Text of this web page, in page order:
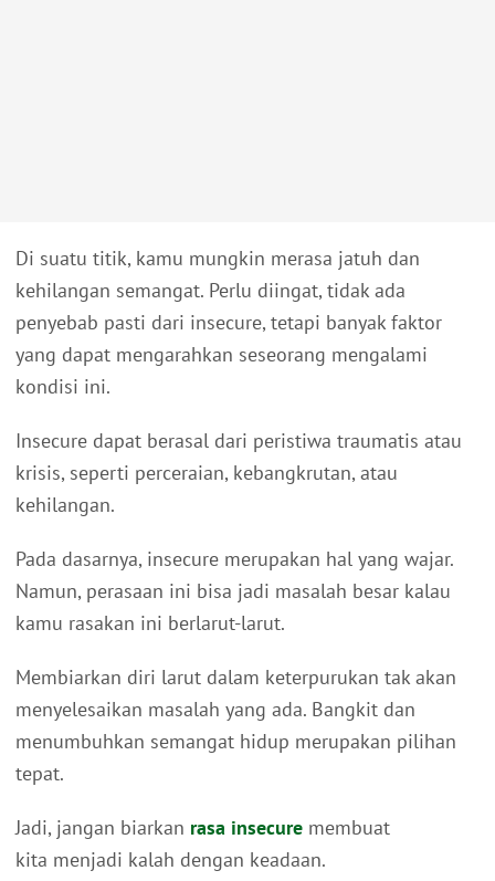
Di suatu titik, kamu mungkin merasa jatuh dan
kehilangan semangat. Perlu diingat, tidak ada
penyebab pasti dari insecure, tetapi banyak faktor
yang dapat mengarahkan seseorang mengalami
kondisi ini.
Insecure dapat berasal dari peristiwa traumatis atau
krisis, seperti perceraian, kebangkrutan, atau
kehilangan.
Pada dasarnya, insecure merupakan hal yang wajar.
Namun, perasaan ini bisa jadi masalah besar kalau
kamu rasakan ini berlarut-larut.
Membiarkan diri larut dalam keterpurukan tak akan
menyelesaikan masalah yang ada. Bangkit dan
menumbuhkan semangat hidup merupakan pilihan
tepat.
Jadi, jangan biarkan rasa insecure membuat
kita menjadi kalah dengan keadaan.